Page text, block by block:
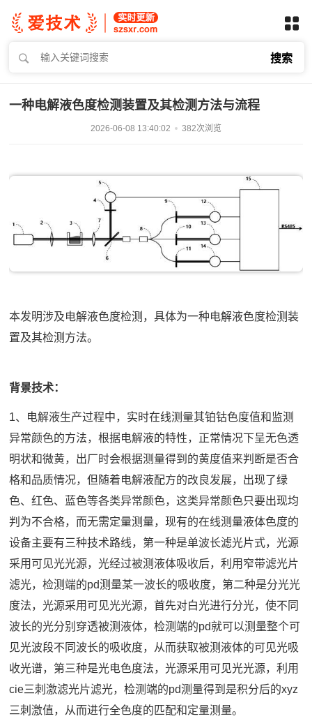
搜索
一种电解液色度检测装置及其检测方法与流程
2026-06-08 13:40:02 382次浏览
本发明涉及电解液色度检测，具体为一种电解液色度检测装
置及其检测方法。
背景技术：
1、电解液生产过程中，实时在线测量其铂钴色度值和监测
异常颜色的方法，根据电解液的特性，正常情况下呈无色透
明状和微黄，出厂时会根据测量得到的黄度值来判断是否合
格和品质情况，但随着电解液配方的改良发展，出现了绿
色、红色、蓝色等各类异常颜色，这类异常颜色只要出现均
判为不合格，而无需定量测量，现有的在线测量液体色度的
设备主要有三种技术路线，第一种是单波长滤光片式，光源
采用可见光光源，光经过被测液体吸收后，利用窄带滤光片
滤光，检测端的pd测量某一波长的吸收度，第二种是分光光
度法，光源采用可见光光源，首先对白光进行分光，使不同
波长的光分别穿透被测液体，检测端的pd就可以测量整个可
见光波段不同波长的吸收度，从而获取被测液体的可见光吸
收光谱，第三种是光电色度法，光源采用可见光光源，利用
cie三刺激滤光片滤光，检测端的pd测量得到是积分后的xyz
三刺激值，从而进行全色度的匹配和定量测量。